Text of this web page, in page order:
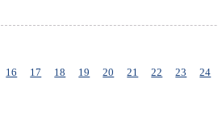
16 17 18 19 20 21 22 23 24